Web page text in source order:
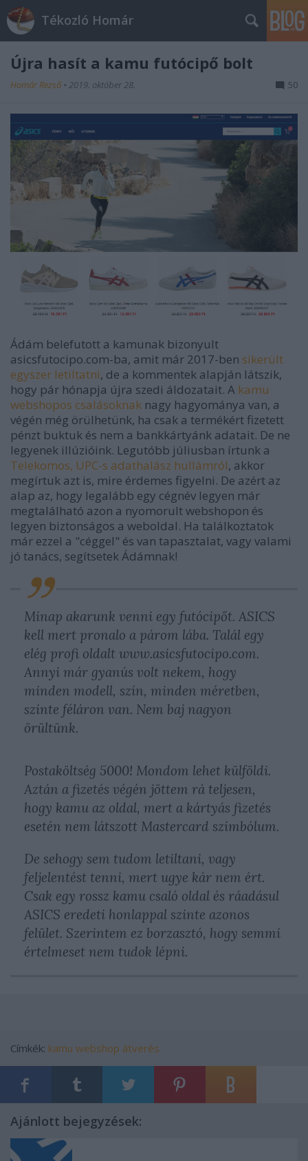
Tékozló Homár
Újra hasít a kamu futócipő bolt
Homár Rezső • 2019. október 28. 50
Ádám belefutott a kamunak bizonyult
asicsfutocipo.com-ba, amit már 2017-ben sikerült
egyszer letiltatni, de a kommentek alapján látszik,
hogy pár hónapja újra szedi áldozatait. A kamu
webshopos csalásoknak nagy hagyománya van, a
végén még örülhetünk, ha csak a termékért fizetett
pénzt buktuk és nem a bankkártyánk adatait. De ne
legyenek illúzióink. Legutóbb júliusban írtunk a
Telekomos, UPC-s adathalász hullámról, akkor
megírtuk azt is, mire érdemes figyelni. De azért az
alap az, hogy legalább egy cégnév legyen már
megtalálható azon a nyomorult webshopon és
legyen biztonságos a weboldal. Ha találkoztatok
már ezzel a "céggel" és van tapasztalat, vagy valami
jó tanács, segítsetek Ádámnak!
Minap akarunk venni egy futócipőt. ASICS
kell mert pronalo a párom lába. Talál egy
elég profi oldalt www.asicsfutocipo.com.
Annyi már gyanús volt nekem, hogy
minden modell, szín, minden méretben,
szinte féláron van. Nem baj nagyon
örültünk.
Postaköltség 5000! Mondom lehet külföldi.
Aztán a fizetés végén jöttem rá teljesen,
hogy kamu az oldal, mert a kártyás fizetés
esetén nem látszott Mastercard szimbólum.
De sehogy sem tudom letiltani, vagy
feljelentést tenni, mert ugye kár nem ért.
Csak egy rossz kamu csaló oldal és ráadásul
ASICS eredeti honlappal szinte azonos
felület. Szerintem ez borzasztó, hogy semmi
értelmeset nem tudok lépni.
Címkék: kamu webshop átverés
Ajánlott bejegyzések: